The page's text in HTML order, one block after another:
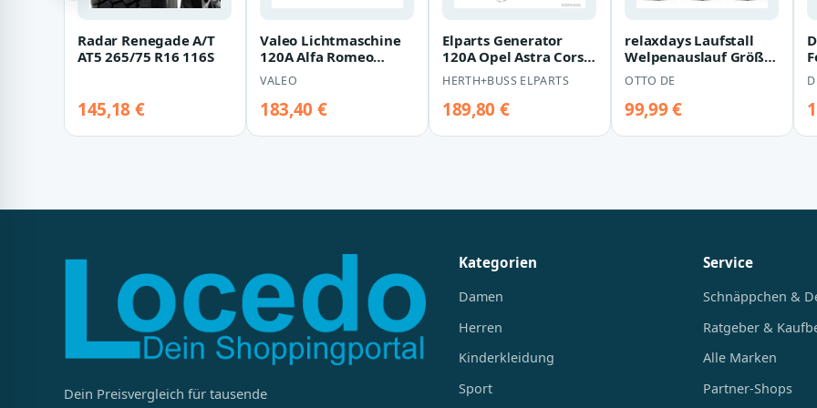
Radar Renegade A/T
AT5 265/75 R16 116S
145,18 €
Valeo Lichtmaschine
120A Alfa Romeo
Giulietta Fiat 500x
Tipo Jeep Rene…
VALEO
183,40 €
Elparts Generator
120A Opel Astra Corsa
Meriva Signum Tigra
Vectra Zaf…
HERTH+BUSS ELPARTS
189,80 €
relaxdays Laufstall
Welpenauslauf Größe
M-XXL, L
OTTO DE
99,99 €
Dein Preisvergleich für tausende
Kategorien
Damen
Herren
Kinderkleidung
Sport
Service
Schnäppchen &
Ratgeber &
Alle Marken
Partner-Shops